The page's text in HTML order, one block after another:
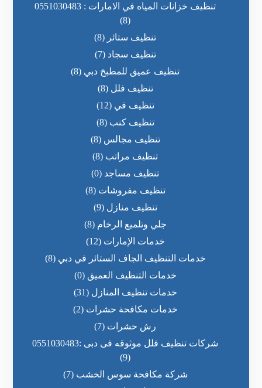
تنظيف خزانات المياه في الامارات : 0551030483
(8)
تنظيف ستائر (8)
تنظيف سجاد (7)
تنظيف عميق للمطبخ دبي (8)
تنظيف فلل (8)
تنظيف في (12)
تنظيف كنب (8)
تنظيف مجالس (8)
تنظيف مراتب (8)
تنظيف مساجد (0)
تنظيف مفروشات (8)
تنظيف منازل (9)
جلي وتلميع الرخام (8)
خدمات الإمارات (12)
خدمات التنظيف الجاف الستائر في دبي (8)
خدمات التنظيف العميق (0)
خدمات تنظيف المنازل (31)
خدمات مكافحة حشرات (2)
رش حشرات (7)
شركات تنظيف فلل موثوقه فى دبى :0551030483
(9)
شركة مكافحة سوس الخشب (7)